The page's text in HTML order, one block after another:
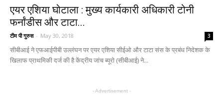
एयर एशिया घोटाला : मुख्य कार्यकारी अधिकारी टोनी
फर्नांडीस और टाटा...
टीम पी गुरुस - May 30, 2018 3
सीबीआई ने एफआईपीबी उल्लंघन पर एयर एशिया सीईओ और टाटा संस के प्रबंध निदेशक के
खिलाफ प्राथमिकी दर्ज की है केंद्रीय जांच ब्यूरो (सीबीआई) ने...
- Advertisement -